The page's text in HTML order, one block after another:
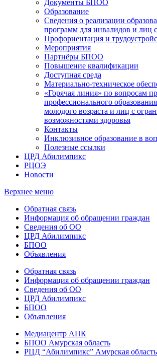
Документы БПОО
Образование
Сведения о реализации
программ для инвалидов и
Профориентация и
Мероприятия
Партнёры БПОО
Повышение квалификации
Доступная среда
Материально-техническое
«Горячая линия» по вопросам
профессионального
молодого возраста и лиц с
возможностями здоровья
Контакты
Инклюзивное образование в
Полезные ссылки
ЦРД Абилимпикс
РЦОЭ
Новости
Верхнее меню
Обратная связь
Информация об обращении граждан
Сведения об ОО
ЦРД Абилимпикс
БПОО
Объявления
Обратная связь
Информация об обращении граждан
Сведения об ОО
ЦРД Абилимпикс
БПОО
Объявления
Медиацентр АПК
БПОО Амурская область
РЦД “Абилимпикс” Амурская область